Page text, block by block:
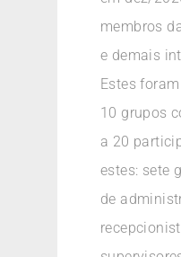
membros
e demais
Estes
10 grupos
a 20
estes: sete
de